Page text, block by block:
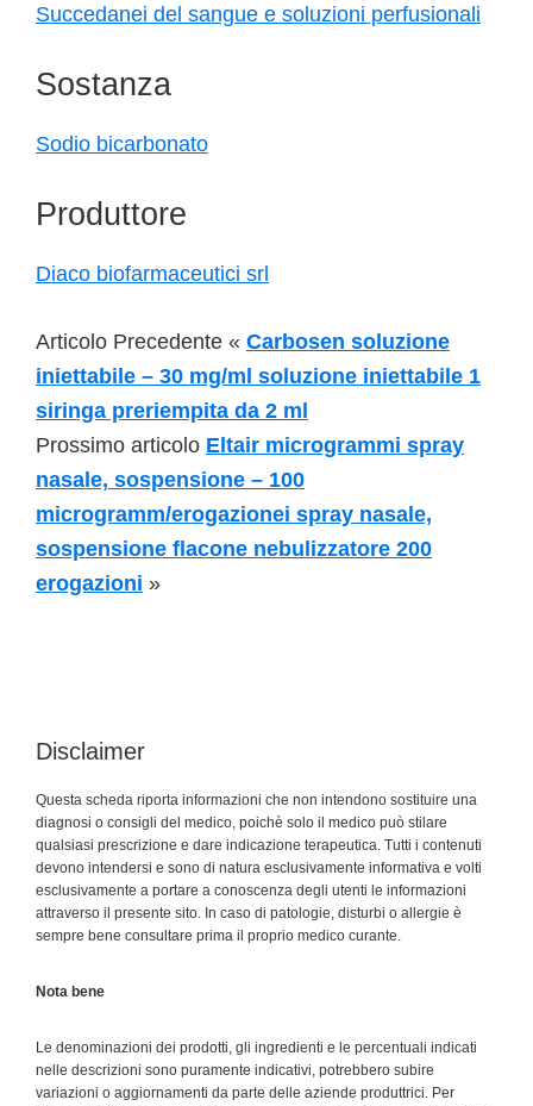
Succedanei del sangue e soluzioni perfusionali
Sostanza
Sodio bicarbonato
Produttore
Diaco biofarmaceutici srl
Articolo Precedente « Carbosen soluzione
iniettabile – 30 mg/ml soluzione iniettabile 1
siringa preriempita da 2 ml
Prossimo articolo Eltair microgrammi spray
nasale, sospensione – 100
microgramm/erogazionei spray nasale,
sospensione flacone nebulizzatore 200
erogazioni »
Disclaimer
Questa scheda riporta informazioni che non intendono sostituire una
diagnosi o consigli del medico, poichè solo il medico può stilare
qualsiasi prescrizione e dare indicazione terapeutica. Tutti i contenuti
devono intendersi e sono di natura esclusivamente informativa e volti
esclusivamente a portare a conoscenza degli utenti le informazioni
attraverso il presente sito. In caso di patologie, disturbi o allergie è
sempre bene consultare prima il proprio medico curante.
Nota bene
Le denominazioni dei prodotti, gli ingredienti e le percentuali indicati
nelle descrizioni sono puramente indicativi, potrebbero subire
variazioni o aggiornamenti da parte delle aziende produttrici. Per